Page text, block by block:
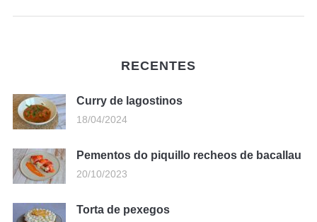
RECENTES
Curry de lagostinos
18/04/2024
Pementos do piquillo recheos de bacallau
20/10/2023
Torta de pexegos